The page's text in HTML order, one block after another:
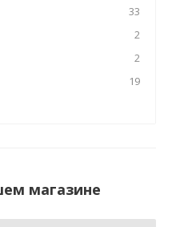
33
2
2
19
магазине